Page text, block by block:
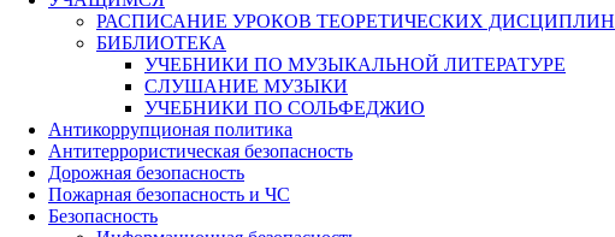
РАСПИСАНИЕ УРОКОВ ТЕОРЕТИЧЕСКИХ ДИСЦИПЛИН
БИБЛИОТЕКА
УЧЕБНИКИ ПО МУЗЫКАЛЬНОЙ ЛИТЕРАТУРЕ
СЛУШАНИЕ МУЗЫКИ
УЧЕБНИКИ ПО СОЛЬФЕДЖИО
Антикоррупционая политика
Антитеррористическая безопасность
Дорожная безопасность
Пожарная безопасность и ЧС
Безопасность